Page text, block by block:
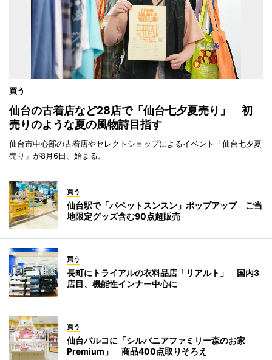
買う
仙台の古着店など28店で「仙台七夕夏売り」 初
売りのような夏の風物詩目指す
仙台市中心部の古着店やセレクトショップによるイベント「仙台七夕夏
売り」が8月6日、始まる。
買う
仙台駅で「パペットスンスン」ポップアップ ご当
地限定グッズ含む90点超販売
買う
長町にトライアルの衣料品店「リアルト」 国内3
店目、機能性インナー中心に
買う
仙台パルコに「シルバニアファミリー森のお家
Premium」 商品400点取りそろえ